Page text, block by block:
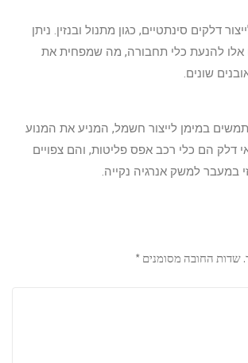
דלקים סינתטיים, כגון מתנול ובנזין. ניתן
להנעת כלי תחבורה, מה שמפחית את
שונים.
במימן לייצור חשמל, המניע את המנוע
דלק הם כלי רכב אפס פליטות, והם צפויים
במעבר למשק אנרגיה נקייה.
שדות החובה מסומנים*